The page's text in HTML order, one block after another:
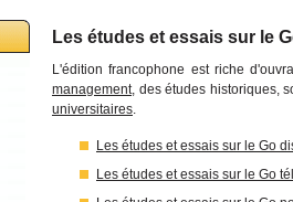
Les études et essais sur le
L'édition francophone est riche
management, des études historiques,
universitaires.
Les études et essais sur le Go
Les études et essais sur le Go